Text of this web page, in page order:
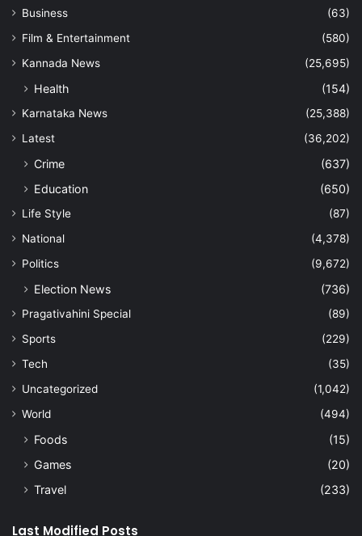
Business
(63)
Film & Entertainment
(580)
Kannada News
(25,695)
Health (154)
Karnataka News
(25,388)
Latest
(36,202)
Crime
(637)
Education
(650)
Life Style
(87)
National
(4,378)
Politics
(9,672)
Election News (736)
Pragativahini Special
(89)
Sports
(229)
Tech
(35)
Uncategorized
(1,042)
World
(494)
Foods
(15)
Games
(20)
Travel
(233)
Last Modified Posts